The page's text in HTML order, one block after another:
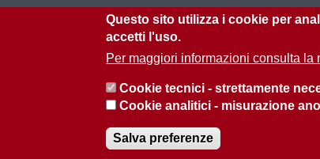
Il Bo Live
P.I. 00742430283 C.F. 80006480281
Questo sito utilizza i cookie per
accetti l'uso.
Per maggiori informazioni consulta la
Cookie tecnici - strettamente
Cookie analitici - misurazione
Salva preferenze